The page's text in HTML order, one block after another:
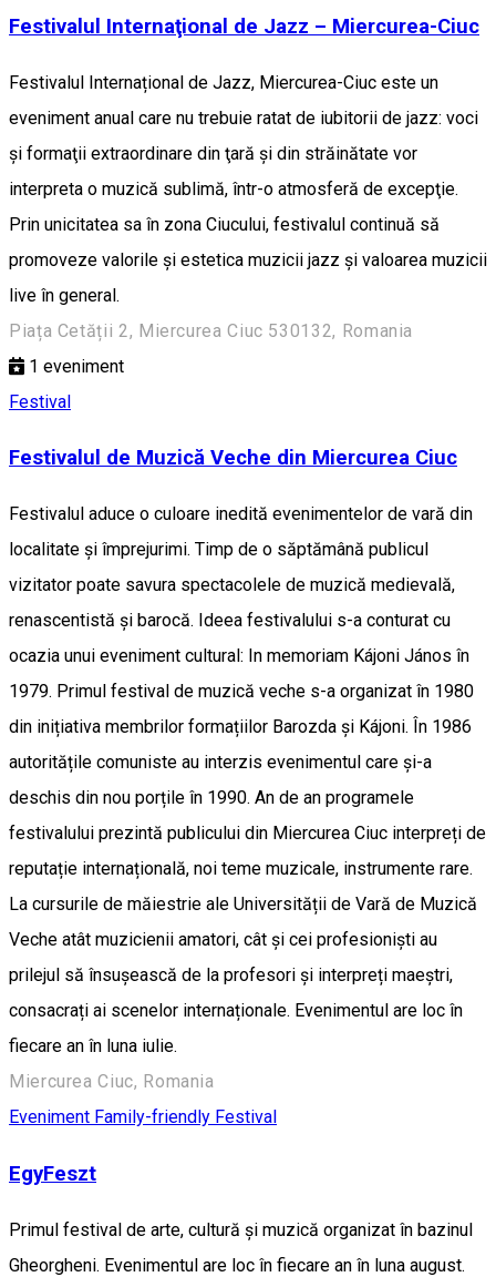
Festivalul Internaţional de Jazz – Miercurea-Ciuc
Festivalul Internațional de Jazz, Miercurea-Ciuc este un
eveniment anual care nu trebuie ratat de iubitorii de jazz: voci
şi formaţii extraordinare din ţară şi din străinătate vor
interpreta o muzică sublimă, într-o atmosferă de excepţie.
Prin unicitatea sa în zona Ciucului, festivalul continuă să
promoveze valorile şi estetica muzicii jazz şi valoarea muzicii
live în general.
Piața Cetății 2, Miercurea Ciuc 530132, Romania
1 eveniment
Festival
Festivalul de Muzică Veche din Miercurea Ciuc
Festivalul aduce o culoare inedită evenimentelor de vară din
localitate și împrejurimi. Timp de o săptămână publicul
vizitator poate savura spectacolele de muzică medievală,
renascentistă și barocă. Ideea festivalului s-a conturat cu
ocazia unui eveniment cultural: In memoriam Kájoni János în
1979. Primul festival de muzică veche s-a organizat în 1980
din inițiativa membrilor formațiilor Barozda și Kájoni. În 1986
autoritățile comuniste au interzis evenimentul care și-a
deschis din nou porțile în 1990. An de an programele
festivalului prezintă publicului din Miercurea Ciuc interpreți de
reputație internațională, noi teme muzicale, instrumente rare.
La cursurile de măiestrie ale Universității de Vară de Muzică
Veche atât muzicienii amatori, cât și cei profesioniști au
prilejul să însușească de la profesori și interpreți maeștri,
consacrați ai scenelor internaționale. Evenimentul are loc în
fiecare an în luna iulie.
Miercurea Ciuc, Romania
Eveniment Family-friendly Festival
EgyFeszt
Primul festival de arte, cultură și muzică organizat în bazinul
Gheorgheni. Evenimentul are loc în fiecare an în luna august.